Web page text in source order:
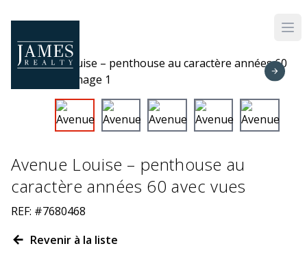
Avenue Louise – penthouse au
caractère années 60 avec vues
REF: #7680468
Revenir à la liste